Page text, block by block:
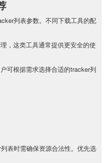
列表参数。不同下载工具的配
，这类工具通常提供更安全的使
可根据需求选择合适的tracker列
表时需确保资源合法性。优先选